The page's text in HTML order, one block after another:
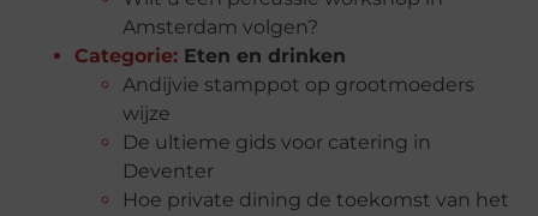
Amsterdam volgen?
Categorie: Eten en drinken
Andijvie stamppot op grootmoeders
wijze
De ultieme gids voor catering in
Deventer
Hoe private dining de toekomst van het